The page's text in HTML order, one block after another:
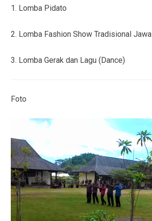
1. Lomba Pidato
2. Lomba Fashion Show Tradisional Jawa
3. Lomba Gerak dan Lagu (Dance)
Foto